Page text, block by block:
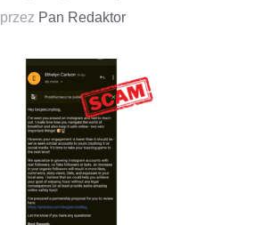
przez Pan Redaktor